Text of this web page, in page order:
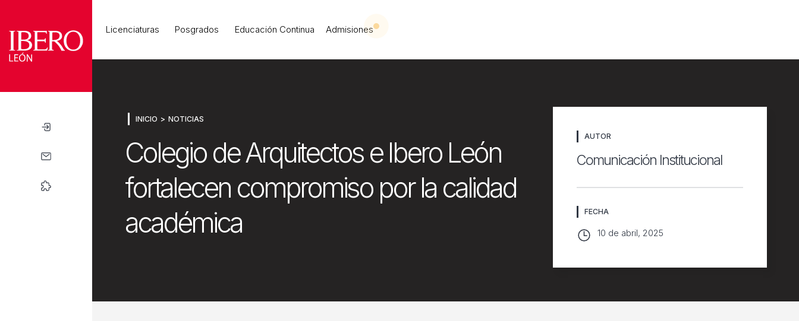
Universidad Iberoamericana León
Licenciaturas Posgrados Educación Continua Admisiones
INICIO NOTICIAS
Colegio de Arquitectos e Ibero León
fortalecen compromiso por la calidad
académica
AUTOR
Comunicación Institucional
FECHA
10 de abril, 2025